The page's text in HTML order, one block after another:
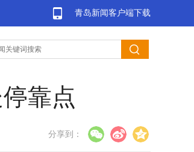
青岛新闻客户端下载
靠点
分享到：